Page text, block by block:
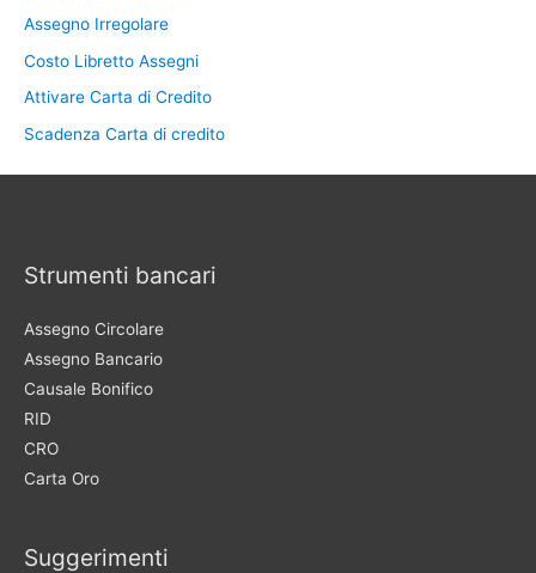
Assegno Irregolare
Costo Libretto Assegni
Attivare Carta di Credito
Scadenza Carta di credito
Strumenti bancari
Assegno Circolare
Assegno Bancario
Causale Bonifico
RID
CRO
Carta Oro
Suggerimenti